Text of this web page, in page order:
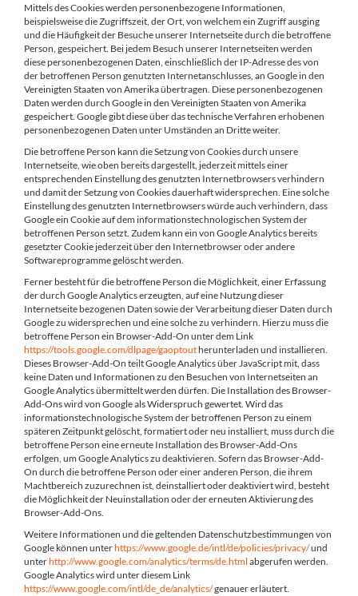
Mittels des Cookies werden personenbezogene Informationen,
beispielsweise die Zugriffszeit, der Ort, von welchem ein Zugriff ausging
und die Häufigkeit der Besuche unserer Internetseite durch die betroffene
Person, gespeichert. Bei jedem Besuch unserer Internetseiten werden
diese personenbezogenen Daten, einschließlich der IP-Adresse des von
der betroffenen Person genutzten Internetanschlusses, an Google in den
Vereinigten Staaten von Amerika übertragen. Diese personenbezogenen
Daten werden durch Google in den Vereinigten Staaten von Amerika
gespeichert. Google gibt diese über das technische Verfahren erhobenen
personenbezogenen Daten unter Umständen an Dritte weiter.
Die betroffene Person kann die Setzung von Cookies durch unsere
Internetseite, wie oben bereits dargestellt, jederzeit mittels einer
entsprechenden Einstellung des genutzten Internetbrowsers verhindern
und damit der Setzung von Cookies dauerhaft widersprechen. Eine solche
Einstellung des genutzten Internetbrowsers würde auch verhindern, dass
Google ein Cookie auf dem informationstechnologischen System der
betroffenen Person setzt. Zudem kann ein von Google Analytics bereits
gesetzter Cookie jederzeit über den Internetbrowser oder andere
Softwareprogramme gelöscht werden.
Ferner besteht für die betroffene Person die Möglichkeit, einer Erfassung
der durch Google Analytics erzeugten, auf eine Nutzung dieser
Internetseite bezogenen Daten sowie der Verarbeitung dieser Daten durch
Google zu widersprechen und eine solche zu verhindern. Hierzu muss die
betroffene Person ein Browser-Add-On unter dem Link
https://tools.google.com/dlpage/gaoptoutherunterladen und installieren.
Dieses Browser-Add-On teilt Google Analytics über JavaScript mit, dass
keine Daten und Informationen zu den Besuchen von Internetseiten an
Google Analytics übermittelt werden dürfen. Die Installation des Browser-
Add-Ons wird von Google als Widerspruch gewertet. Wird das
informationstechnologische System der betroffenen Person zu einem
späteren Zeitpunkt gelöscht, formatiert oder neu installiert, muss durch die
betroffene Person eine erneute Installation des Browser-Add-Ons
erfolgen, um Google Analytics zu deaktivieren. Sofern das Browser-Add-
On durch die betroffene Person oder einer anderen Person, die ihrem
Machtbereich zuzurechnen ist, deinstalliert oder deaktiviert wird, besteht
die Möglichkeit der Neuinstallation oder der erneuten Aktivierung des
Browser-Add-Ons.
Weitere Informationen und die geltenden Datenschutzbestimmungen von
Google können unterhttps://www.google.de/intl/de/policies/privacy/und
unterhttp://www.google.com/analytics/terms/de.html abgerufen werden.
Google Analytics wird unter diesem Link
https://www.google.com/intl/de_de/analytics/genauer erläutert.